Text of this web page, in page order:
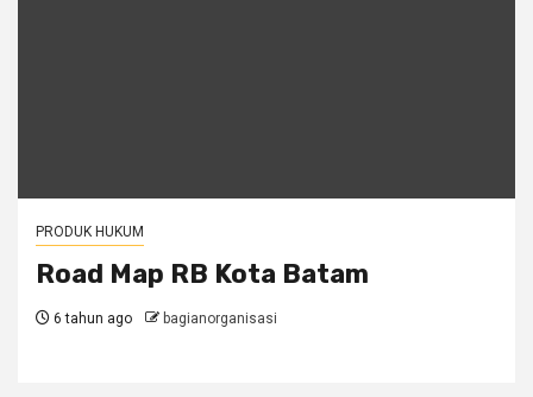
PRODUK HUKUM
Road Map RB Kota Batam
6 tahun ago bagianorganisasi